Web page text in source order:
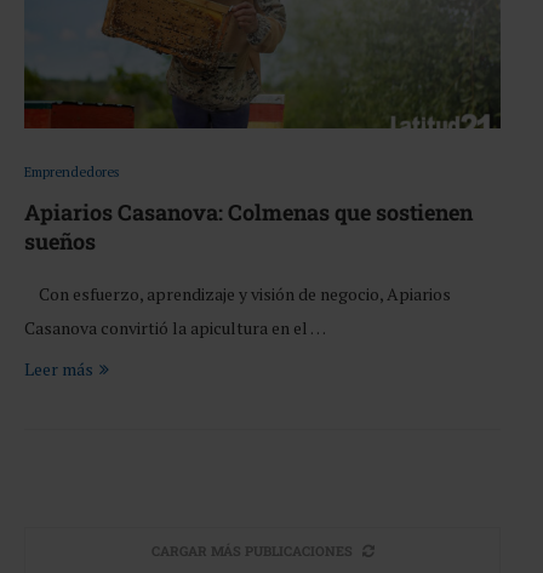
Emprendedores
Apiarios Casanova: Colmenas que sostienen
sueños
Con esfuerzo, aprendizaje y visión de negocio, Apiarios
Casanova convirtió la apicultura en el …
Leer más
CARGAR MÁS PUBLICACIONES